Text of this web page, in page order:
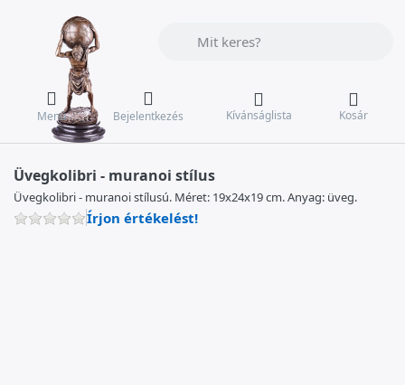
Menü Bejelentkezés Kívánságlista Kosár
Üvegkolibri - muranoi stílus
Üvegkolibri - muranoi stílusú. Méret: 19x24x19 cm. Anyag: üveg.
Írjon értékelést!